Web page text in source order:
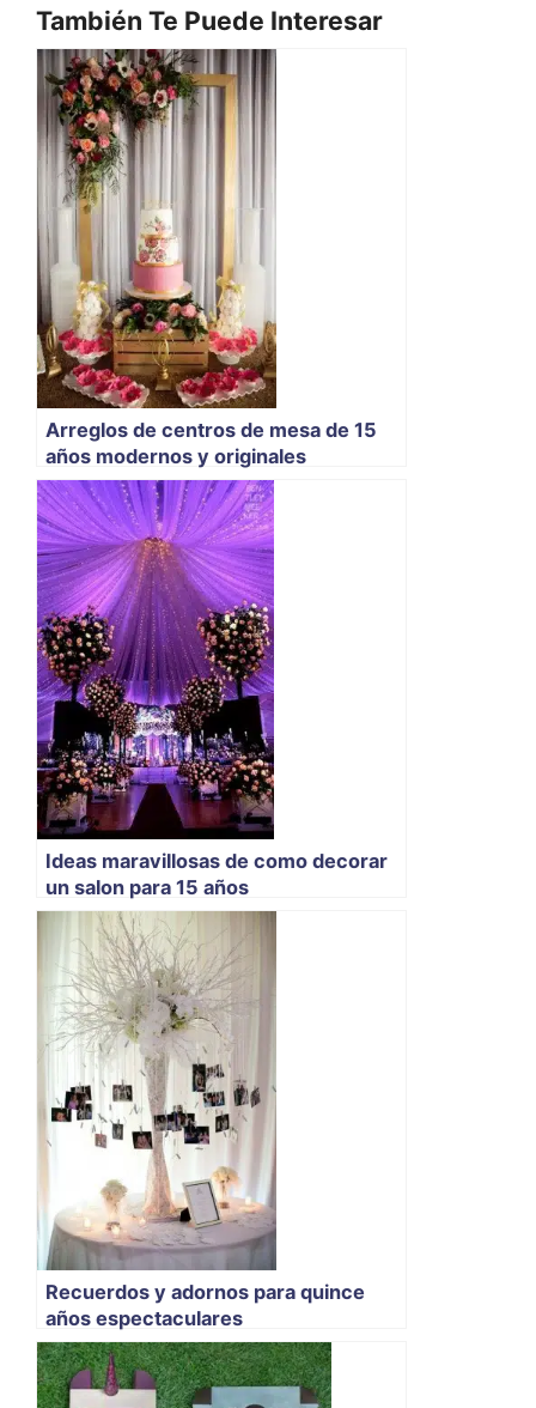
También Te Puede Interesar
Arreglos de centros de mesa de 15
años modernos y originales
Ideas maravillosas de como decorar
un salon para 15 años
Recuerdos y adornos para quince
años espectaculares